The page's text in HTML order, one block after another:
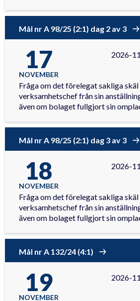
Mål nr A 98/25 (2:1) dag 2 av 3
17
NOVEMBER
2026-
Fråga om det förelegat sakliga skäl
verksamhetschef från sin
även om bolaget fullgjort sin
Mål nr A 98/25 (2:1) dag 3 av 3
18
NOVEMBER
2026-
Fråga om det förelegat sakliga skäl
verksamhetschef från sin
även om bolaget fullgjort sin
Mål nr A 132/24 (4:1)
19
NOVEMBER
2026-